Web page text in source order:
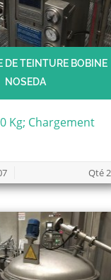
DE TEINTURE BOBINE
NOSEDA
Kg; Chargement
Qté 2